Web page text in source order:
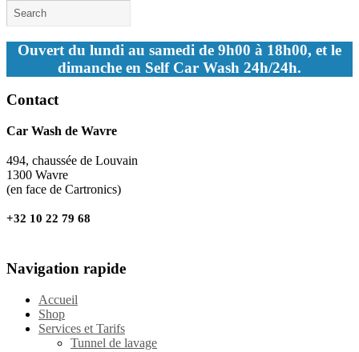
Ouvert du lundi au samedi de 9h00 à 18h00, et le
dimanche en Self Car Wash 24h/24h.
Contact
Car Wash de Wavre
494, chaussée de Louvain
1300 Wavre
(en face de Cartronics)
+32 10 22 79 68
Navigation rapide
Accueil
Shop
Services et Tarifs
Tunnel de lavage